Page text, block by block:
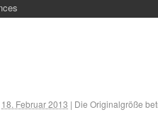
18. Februar 2013 | Die Originalgröße